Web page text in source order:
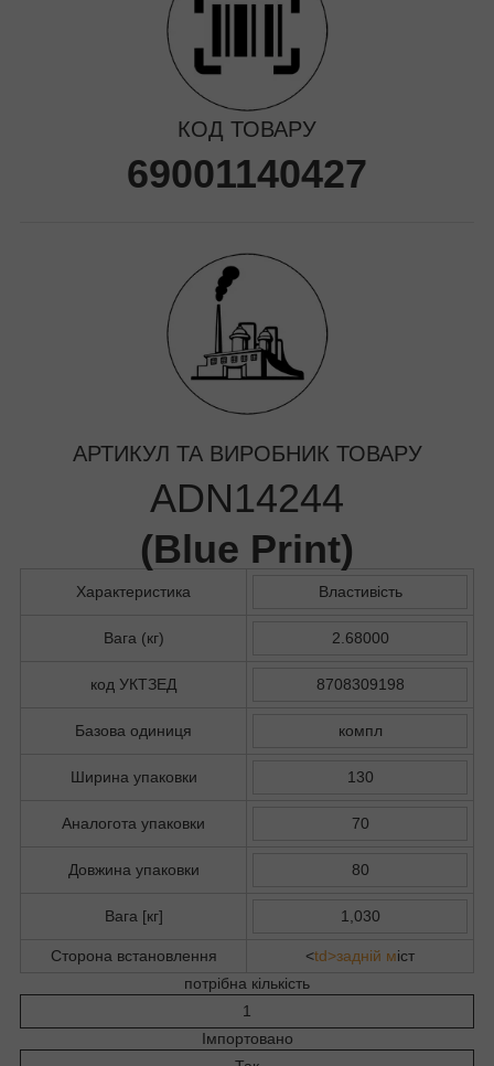
КОД ТОВАРУ
69001140427
АРТИКУЛ ТА ВИРОБНИК ТОВАРУ
ADN14244
(Blue Print)
Характеристика Властивість
Вага (кг) 2.68000
код УКТЗЕД 8708309198
Базова одиниця компл
Ширина упаковки 130
Аналогота упаковки 70
Довжина упаковки 80
Вага [кг] 1,030
Сторона встановлення <td>задній міст
потрібна кількість
1
Імпортовано